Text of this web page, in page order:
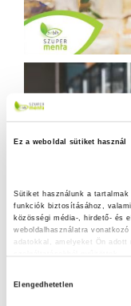
Ez a weboldal sütiket használ
Sütiket használunk a
funkciók biztosításához,
közösségi média-, hirdető- és
weboldalhasználatra
adatokkal, amelyeket Ön
Elengedhetetlen